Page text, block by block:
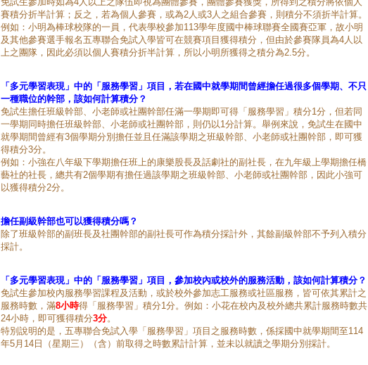
賽積分折半計算；反之，若為個人參賽，或為2人或3人之組合參賽，則積分不須折半計算。
例如：小明為棒球校隊的一員，代表學校參加113學年度國中棒球聯賽全國賽亞軍，故小明
及其他參賽選手報名五專聯合免試入學皆可在競賽項目獲得積分，但由於參賽隊員為4人以
上之團隊，因此必須以個人賽積分折半計算，所以小明所獲得之積分為2.5分。
「多元學習表現」中的「服務學習」項目，若在國中就學期間曾經擔任過很多個學期、不只
一種職位的幹部，該如何計算積分？
免試生擔任班級幹部、小老師或社團幹部任滿一學期即可得「服務學習」積分1分，但若同
一學期同時擔任班級幹部、小老師或社團幹部，則仍以1分計算。舉例來說，免試生在國中
就學期間曾經有3個學期分別擔任並且任滿該學期之班級幹部、小老師或社團幹部，即可獲
得積分3分。
例如：小強在八年級下學期擔任班上的康樂股長及話劇社的副社長，在九年級上學期擔任橋
藝社的社長，總共有2個學期有擔任過該學期之班級幹部、小老師或社團幹部，因此小強可
以獲得積分2分。
擔任副級幹部也可以獲得積分嗎？
除了班級幹部的副班長及社團幹部的副社長可作為積分採計外，其餘副級幹部不予列入積分
採計。
「多元學習表現」中的「服務學習」項目，參加校內或校外的服務活動，該如何計算積分？
免試生參加校內服務學習課程及活動，或於校外參加志工服務或社區服務，皆可依其累計之
服務時數，滿8小時得「服務學習」積分1分。例如：小花在校內及校外總共累計服務時數共
24小時，即可獲得積分3分。
特別說明的是，五專聯合免試入學「服務學習」項目之服務時數，係採國中就學期間至114
年5月14日（星期三）（含）前取得之時數累計計算，並未以就讀之學期分別採計。